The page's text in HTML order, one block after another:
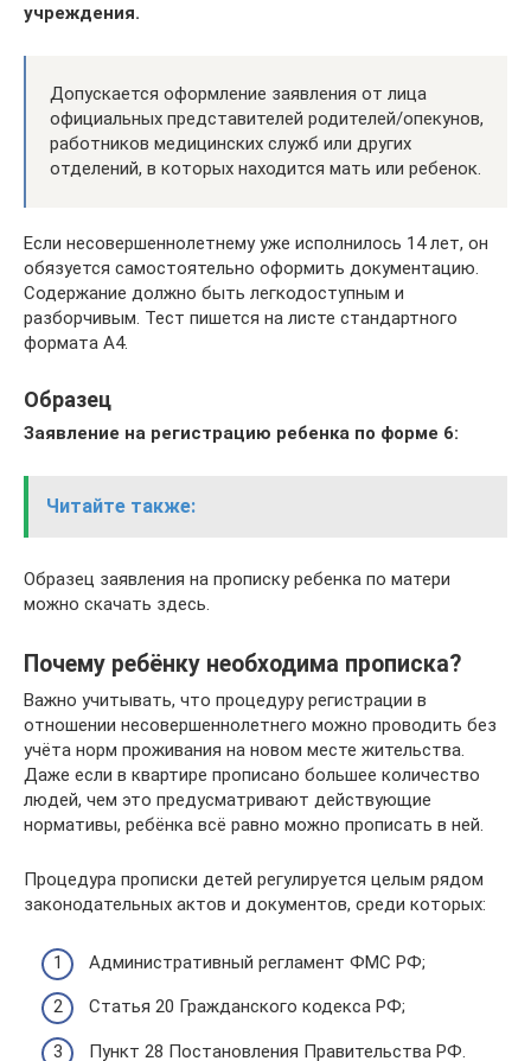
учреждения.
Допускается оформление заявления от лица
официальных представителей родителей/опекунов,
работников медицинских служб или других
отделений, в которых находится мать или ребенок.
Если несовершеннолетнему уже исполнилось 14 лет, он
обязуется самостоятельно оформить документацию.
Содержание должно быть легкодоступным и
разборчивым. Тест пишется на листе стандартного
формата А4.
Образец
Заявление на регистрацию ребенка по форме 6:
Читайте также:
Образец заявления на прописку ребенка по матери
можно скачать здесь.
Почему ребёнку необходима прописка?
Важно учитывать, что процедуру регистрации в
отношении несовершеннолетнего можно проводить без
учёта норм проживания на новом месте жительства.
Даже если в квартире прописано большее количество
людей, чем это предусматривают действующие
нормативы, ребёнка всё равно можно прописать в ней.
Процедура прописки детей регулируется целым рядом
законодательных актов и документов, среди которых:
Административный регламент ФМС РФ;
Статья 20 Гражданского кодекса РФ;
Пункт 28 Постановления Правительства РФ.